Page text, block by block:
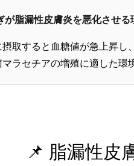
が脂漏性皮膚炎を悪化させる
取すると血糖値が急上昇
ラセチアの増殖に適した環
📌 脂漏性皮